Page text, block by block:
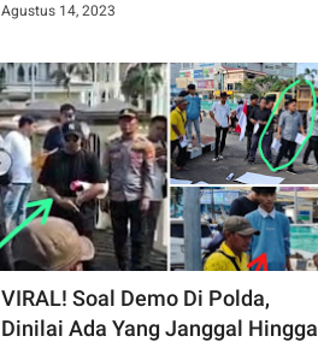
Agustus 14, 2023
VIRAL! Soal Demo Di Polda,
Dinilai Ada Yang Janggal Hingga